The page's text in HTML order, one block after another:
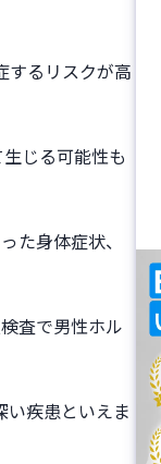
するリスクが高
じる可能性も
た身体症状、
査で男性ホル
い疾患といえま